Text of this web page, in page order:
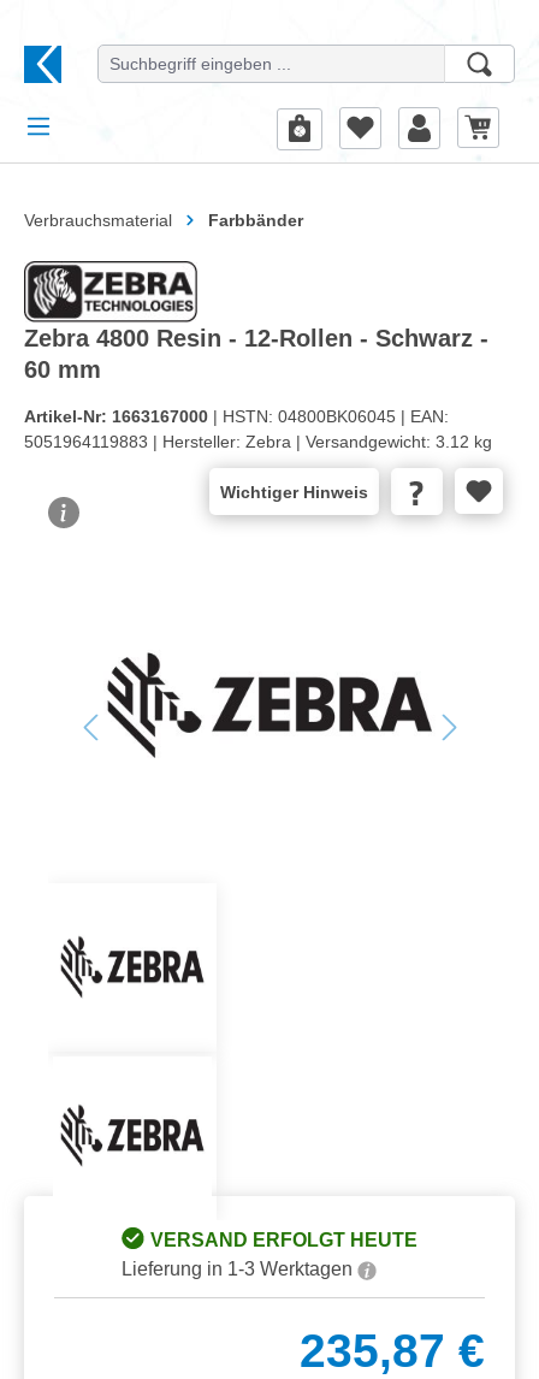
Verbrauchsmaterial Farbbänder
Zebra 4800 Resin - 12-Rollen - Schwarz -
60 mm
Artikel-Nr: 1663167000 | HSTN: 04800BK06045 | EAN:
5051964119883 | Hersteller: Zebra | Versandgewicht: 3.12 kg
Wichtiger Hinweis
VERSAND ERFOLGT HEUTE
Lieferung in 1-3 Werktagen
235,87 €